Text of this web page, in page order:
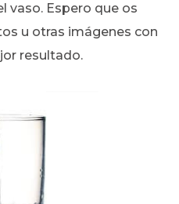
vaso. Espero que os
u otras imágenes con
resultado.